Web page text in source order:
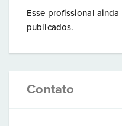
Esse profissional
publicados.
Contato